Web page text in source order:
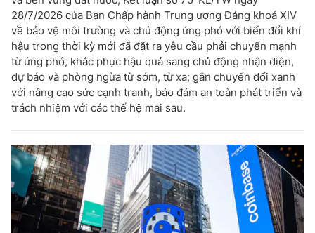
28/7/2026 của Ban Chấp hành Trung ương Đảng khoá XIV
về bảo vệ môi trường và chủ động ứng phó với biến đổi khí
hậu trong thời kỳ mới đã đặt ra yêu cầu phải chuyển mạnh
từ ứng phó, khắc phục hậu quả sang chủ động nhận diện,
dự báo và phòng ngừa từ sớm, từ xa; gắn chuyển đổi xanh
với nâng cao sức cạnh tranh, bảo đảm an toàn phát triển và
trách nhiệm với các thế hệ mai sau.